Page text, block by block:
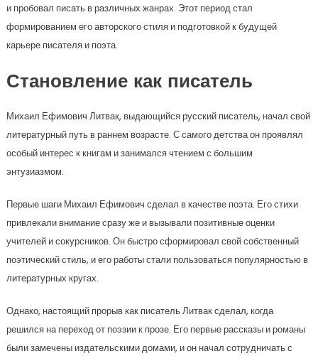
и пробовал писать в различных жанрах. Этот период стал
формированием его авторского стиля и подготовкой к будущей
карьере писателя и поэта.
Становление как писатель
Михаил Ефимович Литвак, выдающийся русский писатель, начал свой
литературный путь в раннем возрасте. С самого детства он проявлял
особый интерес к книгам и занимался чтением с большим
энтузиазмом.
Первые шаги Михаил Ефимович сделал в качестве поэта. Его стихи
привлекали внимание сразу же и вызывали позитивные оценки
учителей и сокурсников. Он быстро сформировал свой собственный
поэтический стиль, и его работы стали пользоваться популярностью в
литературных кругах.
Однако, настоящий прорыв как писатель Литвак сделал, когда
решился на переход от поэзии к прозе. Его первые рассказы и романы
были замечены издательскими домами, и он начал сотрудничать с